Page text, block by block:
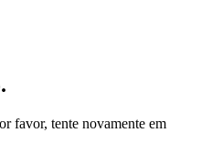
favor, tente novamente em